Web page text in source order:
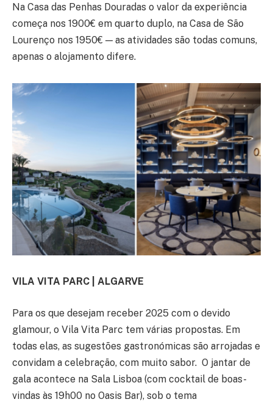
Na Casa das Penhas Douradas o valor da experiência
começa nos 1900€ em quarto duplo, na Casa de São
Lourenço nos 1950€ — as atividades são todas comuns,
apenas o alojamento difere.
VILA VITA PARC | ALGARVE
Para os que desejam receber 2025 com o devido
glamour, o Vila Vita Parc tem várias propostas. Em
todas elas, as sugestões gastronómicas são arrojadas e
convidam a celebração, com muito sabor. O jantar de
gala acontece na Sala Lisboa (com cocktail de boas-
vindas às 19h00 no Oasis Bar), sob o tema